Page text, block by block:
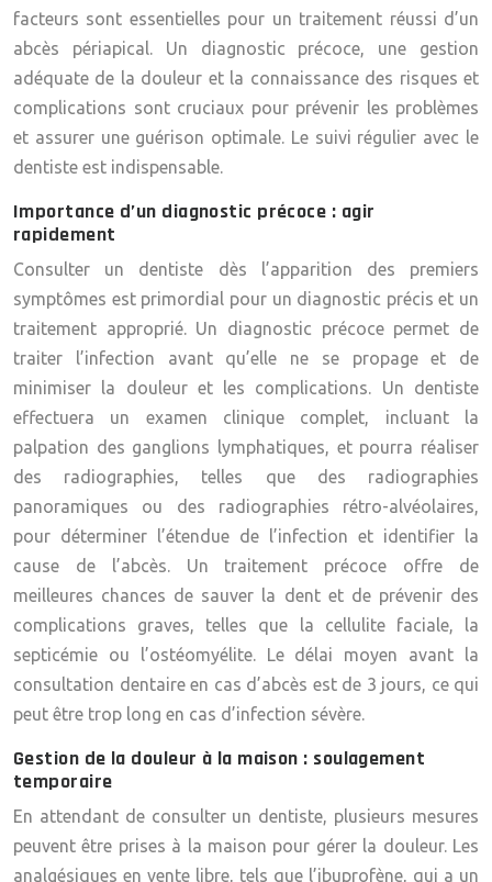
facteurs sont essentielles pour un traitement réussi d’un
abcès périapical. Un diagnostic précoce, une gestion
adéquate de la douleur et la connaissance des risques et
complications sont cruciaux pour prévenir les problèmes
et assurer une guérison optimale. Le suivi régulier avec le
dentiste est indispensable.
Importance d’un diagnostic précoce : agir
rapidement
Consulter un dentiste dès l’apparition des premiers
symptômes est primordial pour un diagnostic précis et un
traitement approprié. Un diagnostic précoce permet de
traiter l’infection avant qu’elle ne se propage et de
minimiser la douleur et les complications. Un dentiste
effectuera un examen clinique complet, incluant la
palpation des ganglions lymphatiques, et pourra réaliser
des radiographies, telles que des radiographies
panoramiques ou des radiographies rétro-alvéolaires,
pour déterminer l’étendue de l’infection et identifier la
cause de l’abcès. Un traitement précoce offre de
meilleures chances de sauver la dent et de prévenir des
complications graves, telles que la cellulite faciale, la
septicémie ou l’ostéomyélite. Le délai moyen avant la
consultation dentaire en cas d’abcès est de 3 jours, ce qui
peut être trop long en cas d’infection sévère.
Gestion de la douleur à la maison : soulagement
temporaire
En attendant de consulter un dentiste, plusieurs mesures
peuvent être prises à la maison pour gérer la douleur. Les
analgésiques en vente libre, tels que l’ibuprofène, qui a un